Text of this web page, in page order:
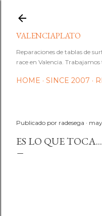
VALENCIAPLATO
Reparaciones de tablas de
race en Valencia.
HOME SINCE 2007
Publicado por radesega
ES LO QUE TOCA...